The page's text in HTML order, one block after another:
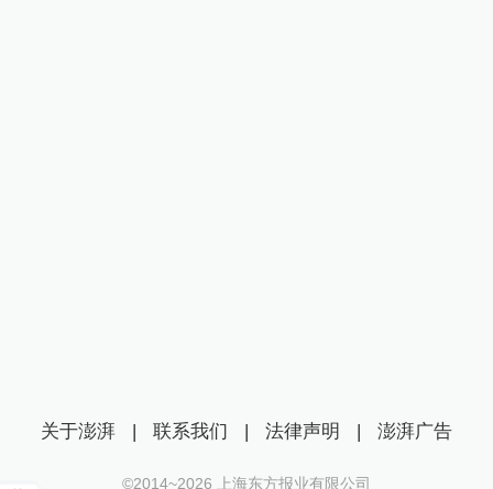
关于澎湃 | 联系我们 | 法律声明 | 澎湃广告
©2014~2026 上海东方报业有限公司